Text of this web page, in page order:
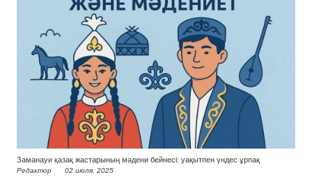
Заманауи қазақ жастарының мәдени бейнесі: уақытпен үндес ұрпақ
Редактор 02 июля, 2025